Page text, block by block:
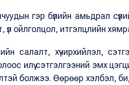
гэр бүлийн амьдрал
үл ойлголцол, итгэлцлийн
салалт, хүчирхийлэл,
илүү сэтгэлгээний эмх
болжээ. Өөрөөр хэлбэл,